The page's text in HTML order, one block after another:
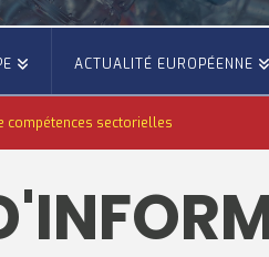
ACTUALITÉ DE LA REPRÉSENTATION D’OCCITANIE EUROPE, ECONOMIE CIRCULAIRE, ÉNERGIE - ENVIRONNEMENT - CLIMAT
JUILLET 24, 2026
ACTUALITÉ EUROPÉENNE
compétences sectorielles